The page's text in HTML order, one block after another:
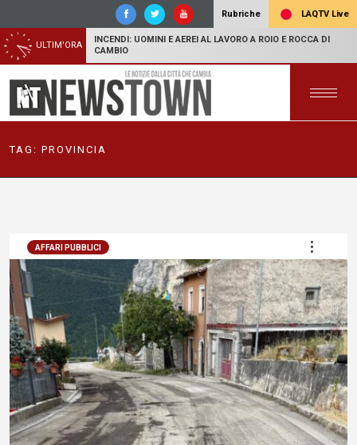
Rubriche LAQTV Live
ULTIM'ORA
INCENDI: UOMINI E AEREI AL LAVORO A ROIO E ROCCA DI
CAMBIO
TAG: PROVINCIA
AFFARI PUBBLICI